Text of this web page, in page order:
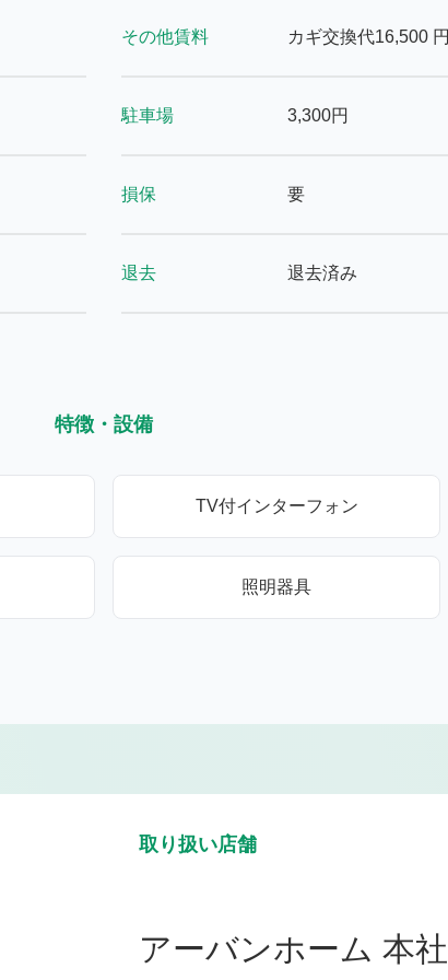
その他賃料 カギ交換代16,500 円
駐車場 3,300円
損保 要
退去 退去済み
特徴・設備
TV付インターフォン
照明器具
取り扱い店舗
アーバンホーム 本社